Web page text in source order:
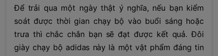
Để trải qua một ngày thật ý nghĩa, nếu bạn kiểm
soát được thời gian chạy bộ vào buổi sáng hoặc
trưa thì chắc chắn bạn sẽ đạt được kết quả. Đôi
giày chạy bộ adidas này là một vật phẩm đáng tin